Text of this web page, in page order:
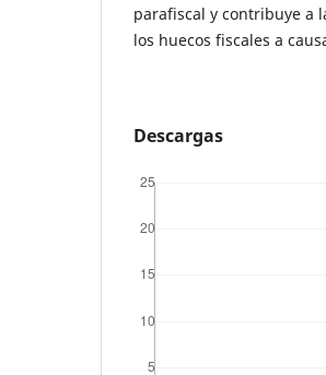
parafiscal y contribuye a
los huecos fiscales a
Descargas